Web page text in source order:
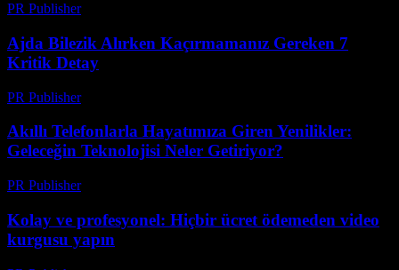
PR Publisher-
Ajda Bilezik Alırken Kaçırmamanız Gereken 7
Kritik Detay
PR Publisher-
Akıllı Telefonlarla Hayatımıza Giren Yenilikler:
Geleceğin Teknolojisi Neler Getiriyor?
PR Publisher-
Kolay ve profesyonel: Hiçbir ücret ödemeden video
kurgusu yapın